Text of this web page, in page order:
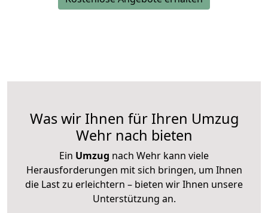
Was wir Ihnen für Ihren Umzug
Wehr nach bieten
Ein Umzug nach Wehr kann viele
Herausforderungen mit sich bringen, um Ihnen
die Last zu erleichtern – bieten wir Ihnen unsere
Unterstützung an.